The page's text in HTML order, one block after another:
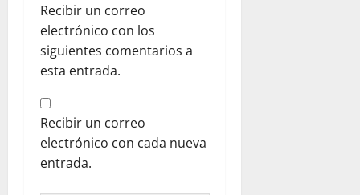
Recibir un correo
electrónico con los
siguientes comentarios a
esta entrada.
Recibir un correo
electrónico con cada nueva
entrada.